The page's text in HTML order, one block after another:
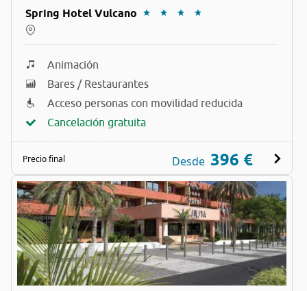
Spring Hotel Vulcano
Animación
Bares / Restaurantes
Acceso personas con movilidad reducida
Cancelación gratuita
Precio final Desde 396 €